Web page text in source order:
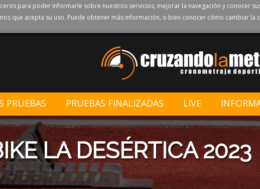
para poder informarle sobre nuestros servicios, mejorar la navegación y conocer
que acepta su uso. Puede obtener más información, o bien conocer cómo cambiar la
PRUEBAS PRUEBAS FINALIZADAS LIVE
LA DESÉRTICA 2023